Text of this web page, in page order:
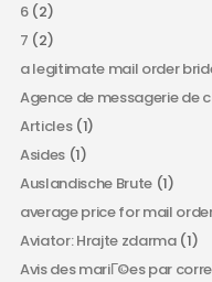
6(2)
7 (2)
a legitimate mail order
Agence de messagerie de
Articles(1)
Asides(1)
Auslandische Brute (1)
average price for mail
Aviator: Hrajte zdarma(1)
Avis des mariГ©es par